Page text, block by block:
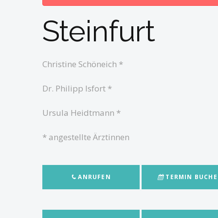
Steinfurt
Christine Schöneich *
Dr. Philipp Isfort *
Ursula Heidtmann *
* angestellte Ärztinnen
ANRUFEN TERMIN